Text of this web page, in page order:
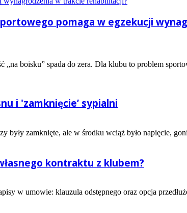
pomaga w egzekucji
boisku” spada do zera. Dla klubu to problem
i 'zamknięcie’ sypialni
były zamknięte, ale w środku wciąż było napięcie,
kontraktu z klubem?
w umowie: klauzula odstępnego oraz opcja